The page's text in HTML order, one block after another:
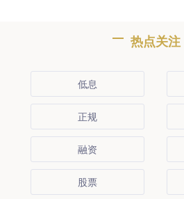
热点关注
低息
正规
融资
股票